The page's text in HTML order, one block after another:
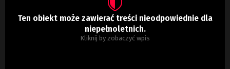
Ten obiekt może zawierać treści nieodpowiednie dla
niepełnoletnich.
Kliknij by zobaczyć wpis